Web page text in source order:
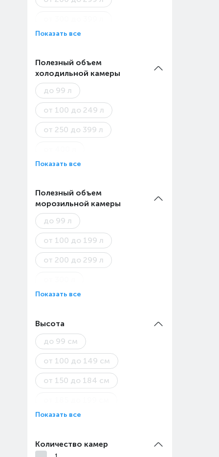
от 400 до 499 л
от 500 л
Показать все
Полезный объем
холодильной камеры
до 99 л
от 100 до 249 л
от 250 до 399 л
Показать все
Полезный объем
морозильной камеры
до 99 л
от 100 до 199 л
от 200 до 299 л
Показать все
Высота
до 99 см
от 100 до 149 см
от 150 до 184 см
от 200 см
Показать все
Количество камер